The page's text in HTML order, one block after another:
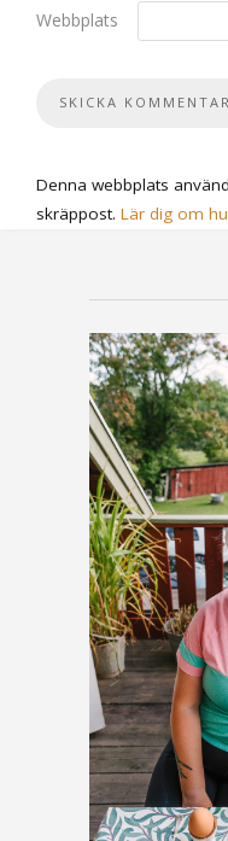
Webbplats
Denna webbplats
skräppost. Lär dig om